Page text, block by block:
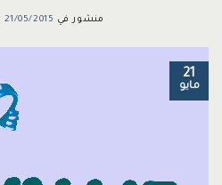
منشور في 21/05/2015
21
مايو